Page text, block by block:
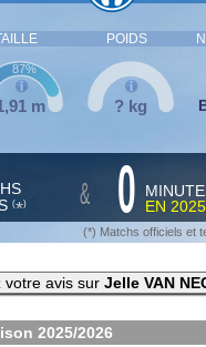
POIDS
m
87%
? kg
(*) & 0
EN
(*) Matchs officiels et
votre avis sur Jelle VAN
2025/2026